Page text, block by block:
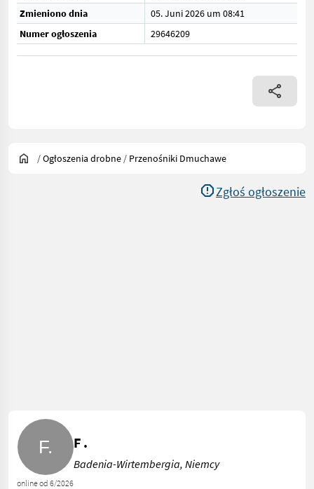
Zmieniono dnia
05. Juni 2026 um 08:41
Numer ogłoszenia
29646209
/Ogłoszenia drobne / Przenośniki Dmuchawe
Zgłoś ogłoszenie
online od 6/2026
F .
Badenia-Wirtembergia, Niemcy